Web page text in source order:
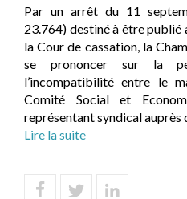
Par un arrêt du 11
23.764) destiné à être publié
la Cour de cassation, la
se prononcer sur la
l’incompatibilité entre le
Comité Social et
représentant syndical auprès
Lire la suite